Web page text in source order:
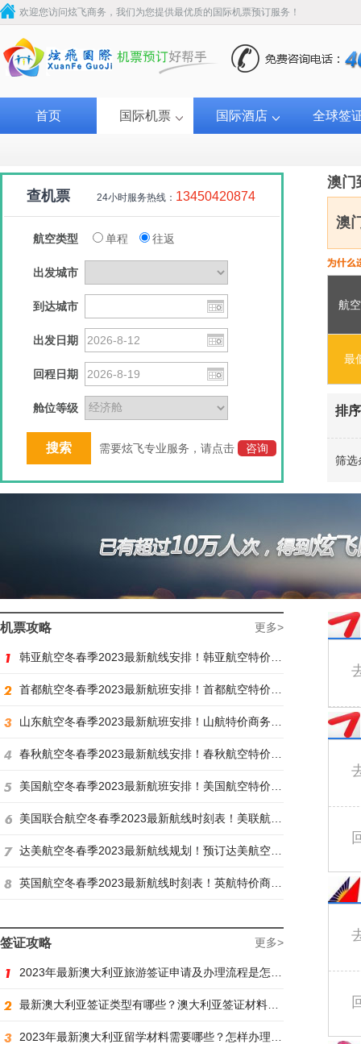
欢迎您访问炫飞商务，我们为您提供最优质的国际机票预订服务！
首页 国际机票 国际酒店 全球签
查机票 24小时服务热线： 13450420874
航空类型 单程 往返
出发城市
到达城市
出发日期
回程日期
舱位等级
需要炫飞专业服务，请点击 咨询
澳门
澳
航
最
排
筛
机票攻略 更多>
韩亚航空冬春季2023最新航线安排！韩亚航空特价商务舱预订火热抢购中
首都航空冬春季2023最新航班安排！首都航空特价商务舱火热抢购中
山东航空冬春季2023最新航班安排！山航特价商务舱火热抢购中
春秋航空冬春季2023最新航线安排！春秋航空特价商务舱找炫飞
美国航空冬春季2023最新航班安排！美国航空特价商务舱火热抢购中
美国联合航空冬春季2023最新航线时刻表！美联航特价商务舱预订火热抢购ing
达美航空冬春季2023最新航线规划！预订达美航空商务舱找炫飞
英国航空冬春季2023最新航线时刻表！英航特价商务舱预订找炫飞
签证攻略 更多>
2023年最新澳大利亚旅游签证申请及办理流程是怎样？
最新澳大利亚签证类型有哪些？澳大利亚签证材料有哪些？
2023年最新澳大利亚留学材料需要哪些？怎样办理留学签证？